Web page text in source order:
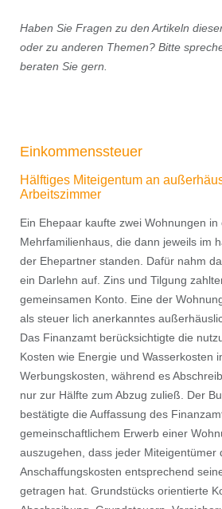
Haben Sie Fragen zu den Artikeln
oder zu anderen Themen? Bitte
beraten Sie gern.
Einkommenssteuer
Hälftiges Miteigentum an
Arbeitszimmer
Ein Ehepaar kaufte zwei Wohnungen in
Mehrfamilienhaus, die dann jeweils im
der Ehepartner standen. Dafür nahm
ein Darlehn auf. Zins und Tilgung
gemeinsamen Konto. Eine der
als steuer lich anerkanntes
Das Finanzamt berücksichtigte die
Kosten wie Energie und Wasserkosten
Werbungskosten, während es
nur zur Hälfte zum Abzug zuließ. Der
bestätigte die Auffassung des
gemeinschaftlichem Erwerb einer
auszugehen, dass jeder Miteigentümer
Anschaffungskosten entsprechend
getragen hat. Grundstücks orientierte